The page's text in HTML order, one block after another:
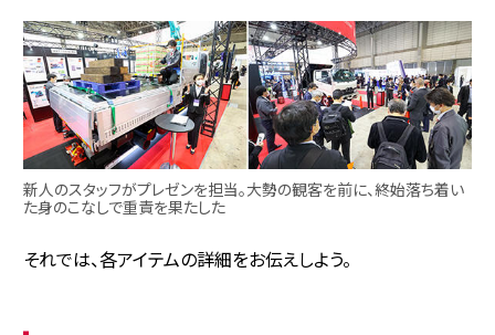
新人のスタッフがプレゼンを担当。大勢の観客を前に、終始落ち着い
た身のこなしで重責を果たした
それでは、各アイテムの詳細をお伝えしよう。